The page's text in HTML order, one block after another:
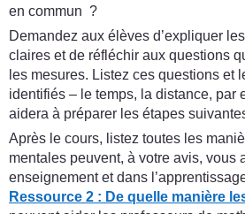
en commun ?
Demandez aux élèves d’expliquer
claires et de réfléchir aux questions
les mesures. Listez ces questions et
identifiés – le temps, la distance, par
aidera à préparer les étapes
Après le cours, listez toutes les
mentales peuvent, à votre avis, vous
enseignement et dans
Ressource 2 : De quelle manière